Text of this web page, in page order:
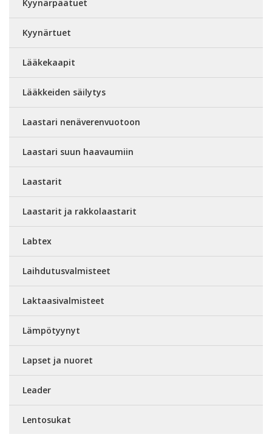
Kyynärpäätuet
Kyynärtuet
Lääkekaapit
Lääkkeiden säilytys
Laastari nenäverenvuotoon
Laastari suun haavaumiin
Laastarit
Laastarit ja rakkolaastarit
Labtex
Laihdutusvalmisteet
Laktaasivalmisteet
Lämpötyynyt
Lapset ja nuoret
Leader
Lentosukat